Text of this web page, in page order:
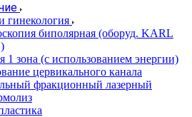
гинекология
биполярная (оборуд. KARL
1 зона (с использованием энергии)
цервикального канала
фракционный лазерный